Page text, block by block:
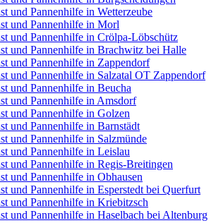
und Pannenhilfe in Wetterzeube
und Pannenhilfe in Morl
und Pannenhilfe in Crölpa-Löbschütz
und Pannenhilfe in Brachwitz bei Halle
und Pannenhilfe in Zappendorf
und Pannenhilfe in Salzatal OT Zappendorf
und Pannenhilfe in Beucha
und Pannenhilfe in Amsdorf
und Pannenhilfe in Golzen
und Pannenhilfe in Barnstädt
und Pannenhilfe in Salzmünde
und Pannenhilfe in Leislau
und Pannenhilfe in Regis-Breitingen
und Pannenhilfe in Obhausen
und Pannenhilfe in Esperstedt bei Querfurt
und Pannenhilfe in Kriebitzsch
und Pannenhilfe in Haselbach bei Altenburg